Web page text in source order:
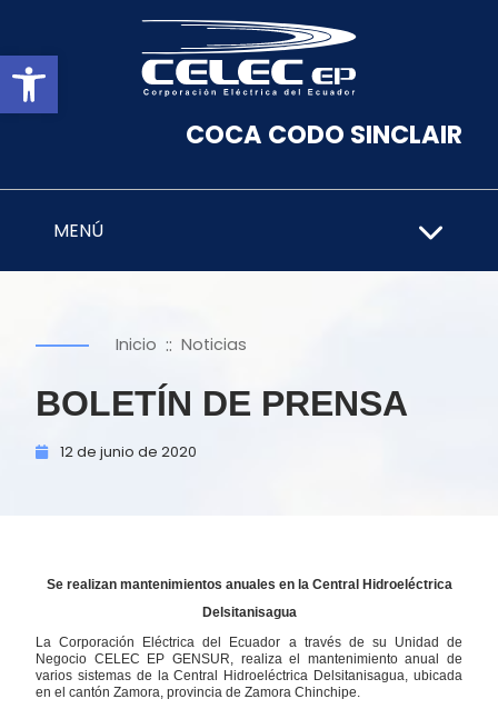
Abrir barra de herramientas
COCA CODO SINCLAIR
MENÚ
Inicio :: Noticias
BOLETÍN DE PRENSA
12 de junio de 2020
Se realizan mantenimientos anuales en la Central Hidroeléctrica
Delsitanisagua
La Corporación Eléctrica del Ecuador a través de su Unidad de
Negocio CELEC EP GENSUR, realiza el mantenimiento anual de
varios sistemas de la Central Hidroeléctrica Delsitanisagua, ubicada
en el cantón Zamora, provincia de Zamora Chinchipe.